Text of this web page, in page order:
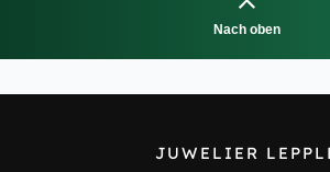
Nach oben
JUWELIER